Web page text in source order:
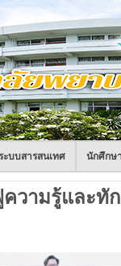
ะบบสารสนเทศ นักศึกษ
ามรู้และทัก